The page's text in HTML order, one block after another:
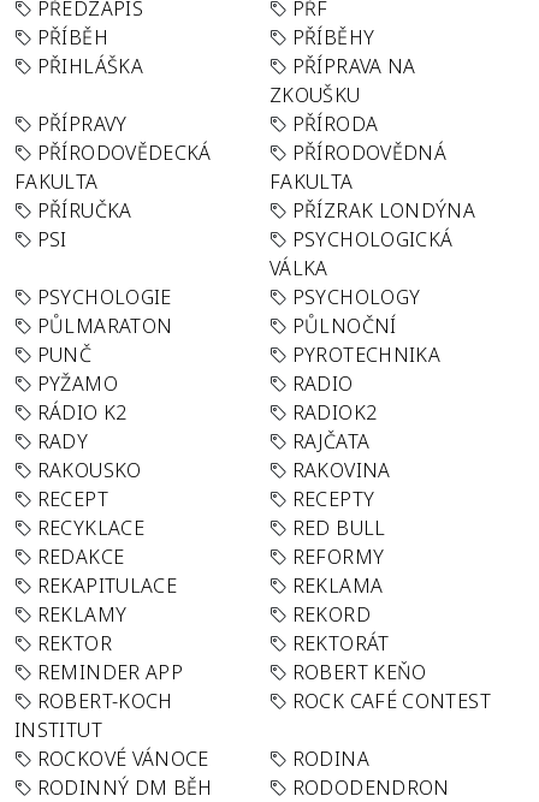
PŘEDZÁPIS
PŘF
PŘÍBĚH
PŘÍBĚHY
PŘIHLÁŠKA
PŘÍPRAVA NA
ZKOUŠKU
PŘÍPRAVY
PŘÍRODA
PŘÍRODOVĚDECKÁ
FAKULTA
PŘÍRODOVĚDNÁ
FAKULTA
PŘÍRUČKA
PŘÍZRAK LONDÝNA
PSI
PSYCHOLOGICKÁ
VÁLKA
PSYCHOLOGIE
PSYCHOLOGY
PŮLMARATON
PŮLNOČNÍ
PUNČ
PYROTECHNIKA
PYŽAMO
RADIO
RÁDIO K2
RADIOK2
RADY
RAJČATA
RAKOUSKO
RAKOVINA
RECEPT
RECEPTY
RECYKLACE
RED BULL
REDAKCE
REFORMY
REKAPITULACE
REKLAMA
REKLAMY
REKORD
REKTOR
REKTORÁT
REMINDER APP
ROBERT KEŇO
ROBERT-KOCH
INSTITUT
ROCK CAFÉ CONTEST
ROCKOVÉ VÁNOCE
RODINA
RODINNÝ DM BĚH
RODODENDRON